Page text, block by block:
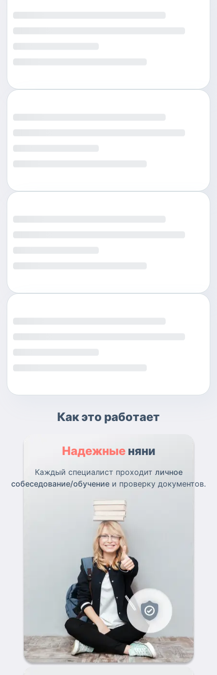
Как это работает
Надежные няни
Каждый специалист проходит личное
собеседование/обучение и проверку документов.